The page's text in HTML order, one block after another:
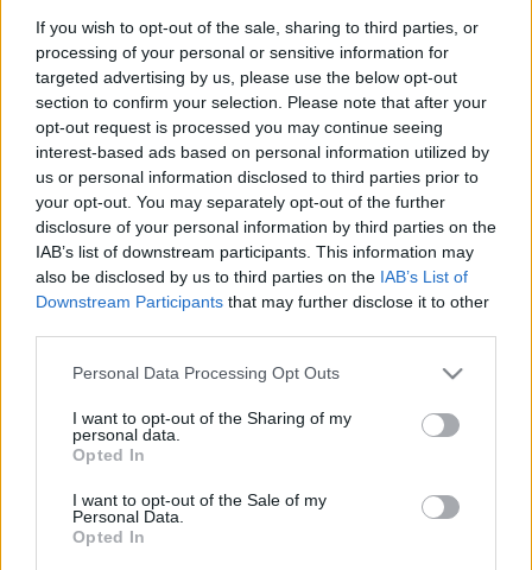
If you wish to opt-out of the sale, sharing to third parties, or
processing of your personal or sensitive information for
targeted advertising by us, please use the below opt-out
section to confirm your selection. Please note that after your
opt-out request is processed you may continue seeing
interest-based ads based on personal information utilized by
us or personal information disclosed to third parties prior to
your opt-out. You may separately opt-out of the further
disclosure of your personal information by third parties on the
IAB’s list of downstream participants. This information may
also be disclosed by us to third parties on the IAB’s List of
Downstream Participants that may further disclose it to other
Please note that this website/app uses one or more Google
not limited to your visit or usage behaviour. You may click to
grant or deny consent to Google and its third-party tags to
use your data for below specified purposes in below Google
consent section.
Personal Data Processing Opt Outs
I want to opt-out of the Sharing of my
personal data.
Opted In
I want to opt-out of the Sale of my
Personal Data.
Opted In
LEGFRISSEBB
Országos hírek
Megérkezett az eső a Duna vízgyűjtőjére
Aktuális
Paks II.: Mit jelent az 5. blokk új
árnyékában?
másodfokúra csökken a riasztás